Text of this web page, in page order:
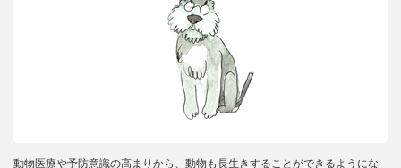
動物医療や予防意識の高まりから、動物も長生きすることができるようにな